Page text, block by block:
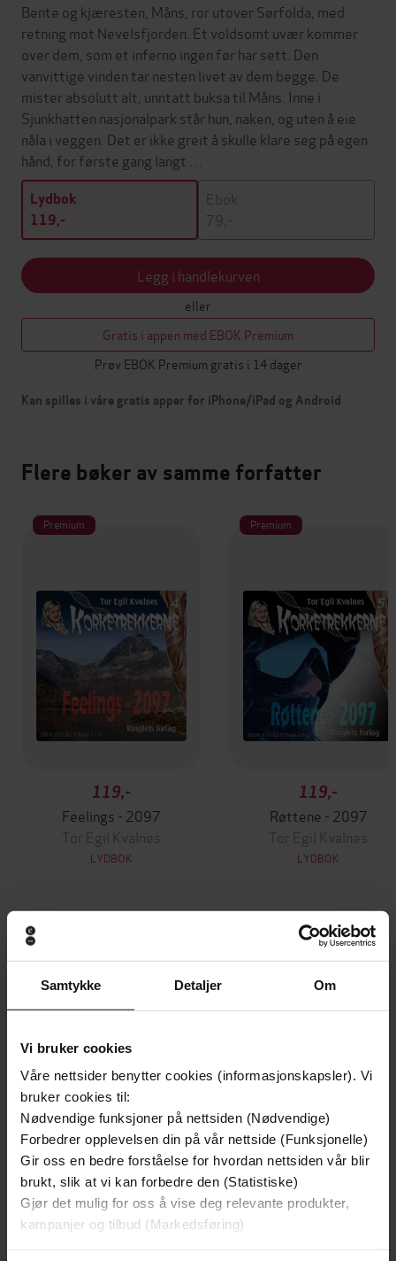
Samtykke Detaljer Om
Vi bruker cookies
Våre nettsider benytter cookies (informasjonskapsler). Vi
bruker cookies til:
Nødvendige funksjoner på nettsiden (Nødvendige)
Forbedrer opplevelsen din på vår nettside (Funksjonelle)
Gir oss en bedre forståelse for hvordan nettsiden vår blir
brukt, slik at vi kan forbedre den (Statistiske)
Gjør det mulig for oss å vise deg relevante produkter,
kampanjer og tilbud (Markedsføring)
Bente og kjæresten, Måns, ror utover Sørfolda, med
retning mot Nevelsfjorden. Et voldsomt uvær kommer
over dem, som et inferno ingen før har sett. Den
vanvittige vinden tar nesten livet av dem begge. De
mister absolutt alt, unntatt buksa til Måns. Inne i
Sjunkhatten nasjonalpark står hun, naken, og uten å eie
nåla i veggen. Det er ikke greit å skulle klare seg på egen
hånd, for første gang langt …
Lydbok
119,-
Ebok
79,-
Legg i handlekurven
eller
Gratis i appen med EBOK Premium
Prøv EBOK Premium gratis i 14 dager
Kan spilles i våre gratis apper for iPhone/iPad og Android
Flere bøker av samme forfatter
Premium
119,-
Feelings - 2097
Tor Egil Kvalnes
LYDBOK
Premium
119,-
Røttene - 2097
Tor Egil Kvalnes
LYDBOK
Andre har også kjøpt